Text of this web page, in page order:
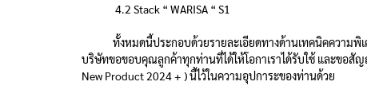
4.2 Stack “ WARISA “ S1
ทั้งหมดนี้ประกอบด้วยรายละเอียดทางด้านเทคนิคความพิเศ
บริษัทขอขอบคุณลูกค้าทุกท่านที่ได้ให้โอกาเราได้รับใช้ และขอสั
New Product 2024 + ) นี้ไว้ในความอุปการะของท่านด้วย